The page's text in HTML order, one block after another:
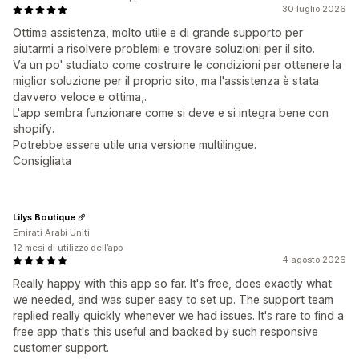
30 luglio 2026
Ottima assistenza, molto utile e di grande supporto per
aiutarmi a risolvere problemi e trovare soluzioni per il sito.
Va un po' studiato come costruire le condizioni per ottenere la
miglior soluzione per il proprio sito, ma l'assistenza è stata
davvero veloce e ottima,.
L'app sembra funzionare come si deve e si integra bene con
shopify.
Potrebbe essere utile una versione multilingue.
Consigliata
4 agosto 2026
Really happy with this app so far. It's free, does exactly what
we needed, and was super easy to set up. The support team
replied really quickly whenever we had issues. It's rare to find a
free app that's this useful and backed by such responsive
customer support.
Lilys Boutique
Emirati Arabi Uniti
12 mesi di utilizzo dell’app